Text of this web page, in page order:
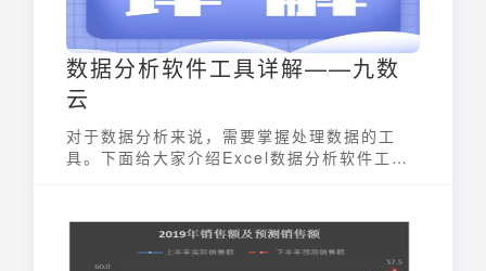
数据分析软件工具详解——九数
云
对于数据分析来说，需要掌握处理数据的工
具。下面给大家介绍Excel数据分析软件工具